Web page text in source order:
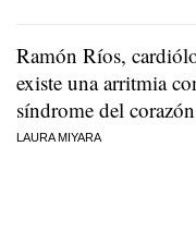
Ramón Ríos,
existe una arritmia
síndrome del
LAURA MIYARA